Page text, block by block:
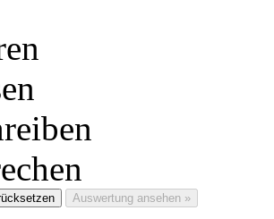
Auswertung ansehen »